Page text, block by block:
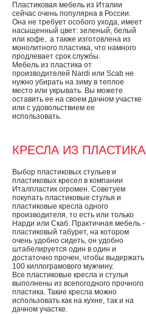
Пластиковая мебель из Италии
сейчас очень популярна в России.
Она не требует особого ухода, имеет
насыщенный цвет: зеленый, белый
или кофе, а также изготовлена из
монолитного пластика, что намного
продлевает срок службы.
Мебель из пластика от
производителей Nardi или Scab не
нужно убирать на зиму в теплое
место или укрывать. Вы можете
оставить ее на своем дачном участке
или с удовольствием ее
использовать.
КРЕСЛА ИЗ ПЛАСТИКА
Выбор пластиковых стульев и
пластиковых кресел в компании
Италпластик огромен. Советуем
покупать пластиковые стулья и
пластиковые кресла одного
производителя, то есть или только
Нарди или Скаб. Практичная мебель -
пластиковый табурет, на котором
очень удобно сидеть, он удобно
штабелируется один в один и
достаточно прочен, чтобы выдержать
100 киллограмового мужчину.
Все пластиковые кресла и стулья
выполнены из всепогодного прочного
пластика. Такие кресла можно
использовать как на кухне, так и на
дачном участке.